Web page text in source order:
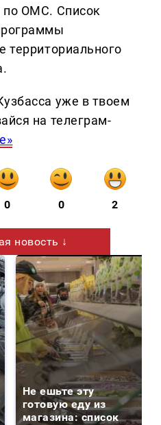
по ОМС. Список
территориального
уже в твоем
на телеграм-
0 0 2
новость ↓
Не ешьте эту
готовую еду из
магазина: список